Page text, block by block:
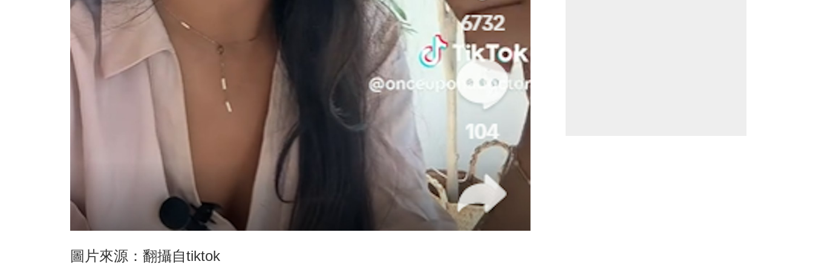
圖片來源：翻攝自tiktok